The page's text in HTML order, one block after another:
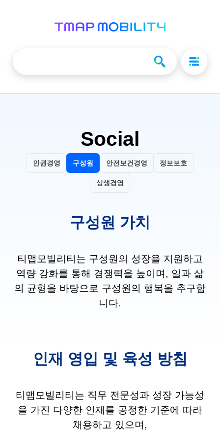
Social
인권경영 구성원 안전보건경영 정보보호
상생경영
구성원 가치
티맵모빌리티는 구성원의 성장을 지원하고
역량 강화를 통해 경쟁력을 높이며, 일과 삶
의 균형을 바탕으로 구성원의 행복을 추구합
니다.
인재 영입 및 육성 방침
티맵모빌리티는 직무 전문성과 성장 가능성
을 가진 다양한 인재를 공정한 기준에 따라
채용하고 있으며,